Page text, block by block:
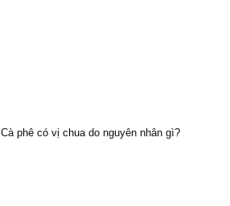
Cà phê có vị chua do nguyên nhân gì?